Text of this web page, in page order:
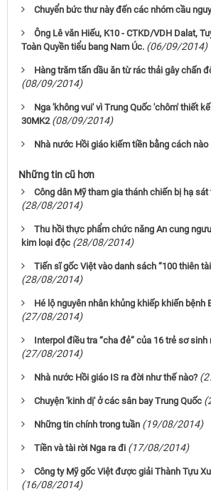
Chuyển bức thư này đến các nhóm cầu
Ông Lê văn Hiếu, K10 - CTKD/VDH Dalat,
Toàn Quyền tiểu bang Nam Úc. (06/09/2014)
Hàng trăm tấn dầu ăn từ rác thải gây chấn
(08/09/2014)
Nga 'không vui' vì Trung Quốc 'chôm' thiết
30MK2 (08/09/2014)
Nhà nước Hồi giáo kiếm tiền bằng cách nào
Những tin cũ hơn
Công dân Mỹ tham gia thánh chiến bị hạ sát
(28/08/2014)
Thu hồi thực phẩm chức năng An cung
kim loại độc (28/08/2014)
Tiến sĩ gốc Việt vào danh sách “100 thiên
(28/08/2014)
Hé lộ nguyên nhân khủng khiếp khiến bệnh
(27/08/2014)
Interpol điều tra “cha đẻ” của 16 trẻ sơ sinh
(27/08/2014)
Nhà nước Hồi giáo IS ra đời như thế nào?
Chuyện 'kinh dị' ở các sân bay Trung Quốc
Những tin chính trong tuần (19/08/2014)
Tiền và tài rời Nga ra đi (17/08/2014)
Công ty Mỹ gốc Việt được giải Thành Tựu
(16/08/2014)